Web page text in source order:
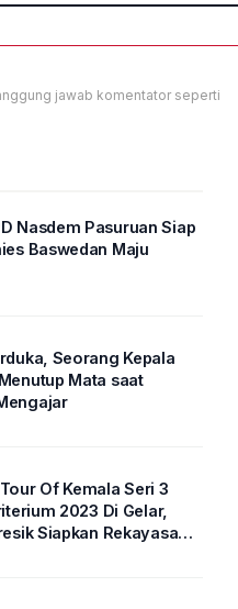
jawab komentator seperti
Nasdem Pasuruan Siap
Baswedan Maju
Kepala
Mata saat
Of Kemala Seri 3
2023 Di Gelar,
Siapkan Rekayasa